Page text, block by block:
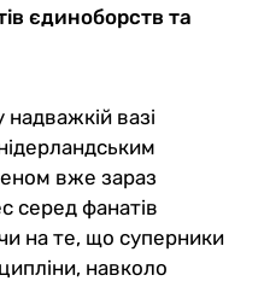
єдиноборств та
надважкій вазі
вже зараз
серед фанатів
на те, що суперники
навколо